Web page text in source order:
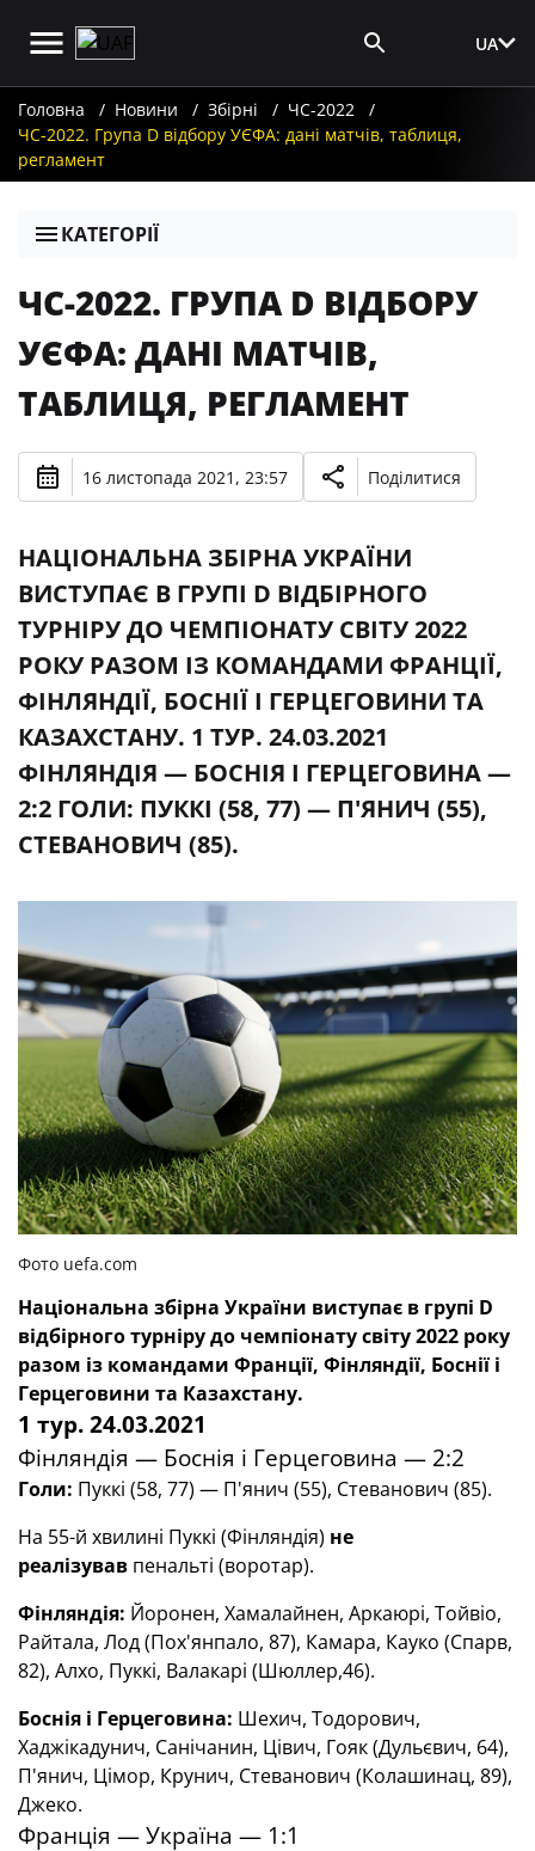
UA
Головна Новини Збірні
ЧС-2022
ЧС-2022. Група D відбору УЄФА: дані матчів, таблиця,
регламент
КАТЕГОРІЇ
ЧС-2022. ГРУПА D ВІДБОРУ
УЄФА: ДАНІ МАТЧІВ,
ТАБЛИЦЯ, РЕГЛАМЕНТ
16 листопада 2021, 23:57 Поділитися
НАЦІОНАЛЬНА ЗБІРНА УКРАЇНИ
ВИСТУПАЄ В ГРУПІ D ВІДБІРНОГО
ТУРНІРУ ДО ЧЕМПІОНАТУ СВІТУ 2022
РОКУ РАЗОМ ІЗ КОМАНДАМИ ФРАНЦІЇ,
ФІНЛЯНДІЇ, БОСНІЇ І ГЕРЦЕГОВИНИ ТА
КАЗАХСТАНУ. 1 ТУР. 24.03.2021
ФІНЛЯНДІЯ — БОСНІЯ І ГЕРЦЕГОВИНА —
2:2 ГОЛИ: ПУККІ (58, 77) — П'ЯНИЧ (55),
СТЕВАНОВИЧ (85).
Фото uefa.com
Національна збірна України виступає в групі D
відбірного турніру до чемпіонату світу 2022 року
разом із командами Франції, Фінляндії, Боснії і
Герцеговини та Казахстану.
1 тур. 24.03.2021
Фінляндія — Боснія і Герцеговина — 2:2
Голи: Пуккі (58, 77) — П'янич (55), Стеванович (85).
На 55-й хвилині Пуккі (Фінляндія) не
реалізував пенальті (воротар).
Фінляндія: Йоронен, Хамалайнен, Аркаюрі, Тойвіо,
Райтала, Лод (Пох'янпало, 87), Камара, Кауко (Спарв,
82), Алхо, Пуккі, Валакарі (Шюллер,46).
Боснія і Герцеговина: Шехич, Тодорович,
Хаджікадунич, Санічанин, Цівич, Гояк (Дульєвич, 64),
П'янич, Цімор, Крунич, Стеванович (Колашинац, 89),
Джеко.
Франція — Україна — 1:1